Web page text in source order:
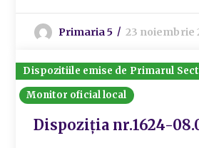
Primaria 5 23 noiembrie
Dispozitiile emise de Primarul
Monitor oficial local
Dispoziția nr.1624-